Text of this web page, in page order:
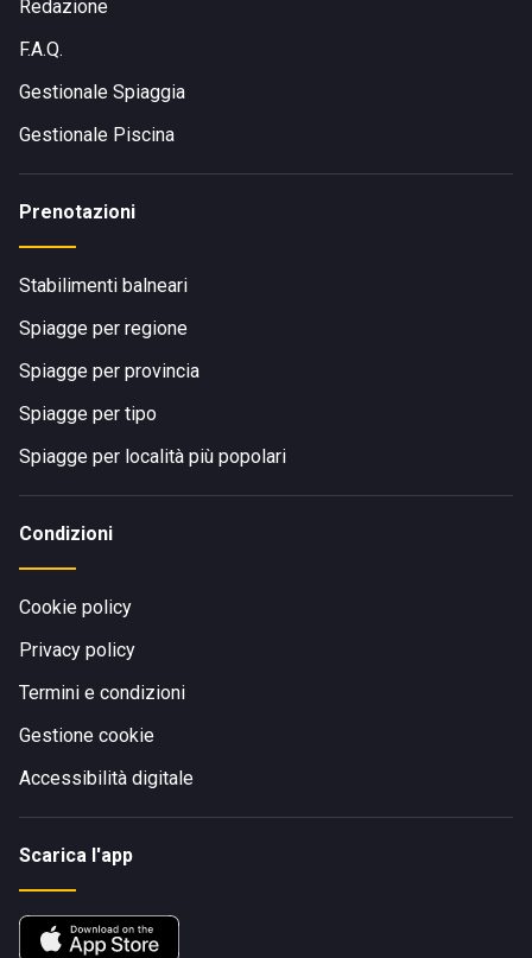
Redazione
F.A.Q.
Gestionale Spiaggia
Gestionale Piscina
Prenotazioni
Stabilimenti balneari
Spiagge per regione
Spiagge per provincia
Spiagge per tipo
Spiagge per località più popolari
Condizioni
Cookie policy
Privacy policy
Termini e condizioni
Gestione cookie
Accessibilità digitale
Scarica l'app